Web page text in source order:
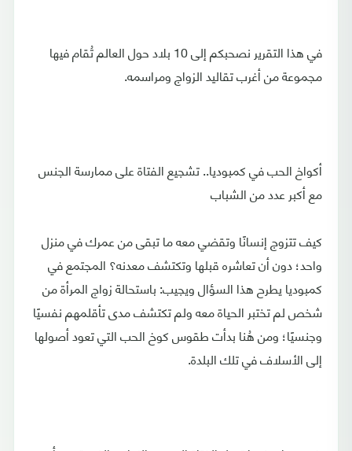
في هذا التقرير نصحبكم إلى 10 بلاد حول العالم تُقام فيها
مجموعة من أغرب تقاليد الزواج ومراسمه.
أكواخ الحب في كمبوديا.. تشجيع الفتاة على ممارسة الجنس
مع أكبر عدد من الشباب
كيف تتزوج إنسانًا وتقضي معه ما تبقى من عمرك في منزل
واحد؛ دون أن تعاشره قبلها وتكتشف معدنه؟ المجتمع في
كمبوديا يطرح هذا السؤال ويجيب: باستحالة زواج المرأة من
شخص لم تختبر الحياة معه ولم تكتشف مدى تأقلمهم نفسيًا
وجنسيًا؛ ومن هُنا بدأت طقوس كوخ الحب التي تعود أصولها
إلى الأسلاف في تلك البلدة.